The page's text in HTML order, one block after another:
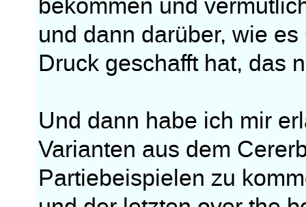
bekommen und
und dann darüber, wie
Druck geschafft hat, das
Und dann habe ich mir
Varianten aus dem
Partiebeispielen zu